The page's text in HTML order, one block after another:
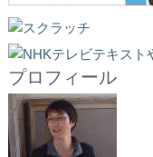
プロフィール